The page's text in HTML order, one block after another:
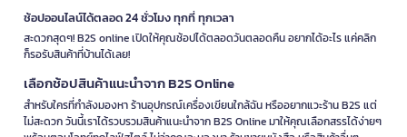
ช้อปออนไลน์ได้ตลอด 24 ชั่วโมง ทุกที่ ทุกเวลา
สะดวกสุดๆ! B2S online เปิดให้คุณช้อปได้ตลอดวันตลอดคืน อยากได้อะไร แค่คลิก
ก็รอรับสินค้าที่บ้านได้เลย!
เลือกช้อปสินค้าแนะนำจาก B2S Online
สำหรับใครที่กำลังมองหา ร้านอุปกรณ์เครื่องเขียนใกล้ฉัน หรืออยากแวะร้าน B2S แต่
ไม่สะดวก วันนี้เราได้รวบรวมสินค้าแนะนำจาก B2S Online มาให้คุณเลือกสรรได้ง่ายๆ